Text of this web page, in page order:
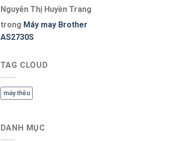
Nguyễn Thị Huyền Trang
trong Máy may Brother
AS2730S
TAG CLOUD
máy thêu
DANH MỤC